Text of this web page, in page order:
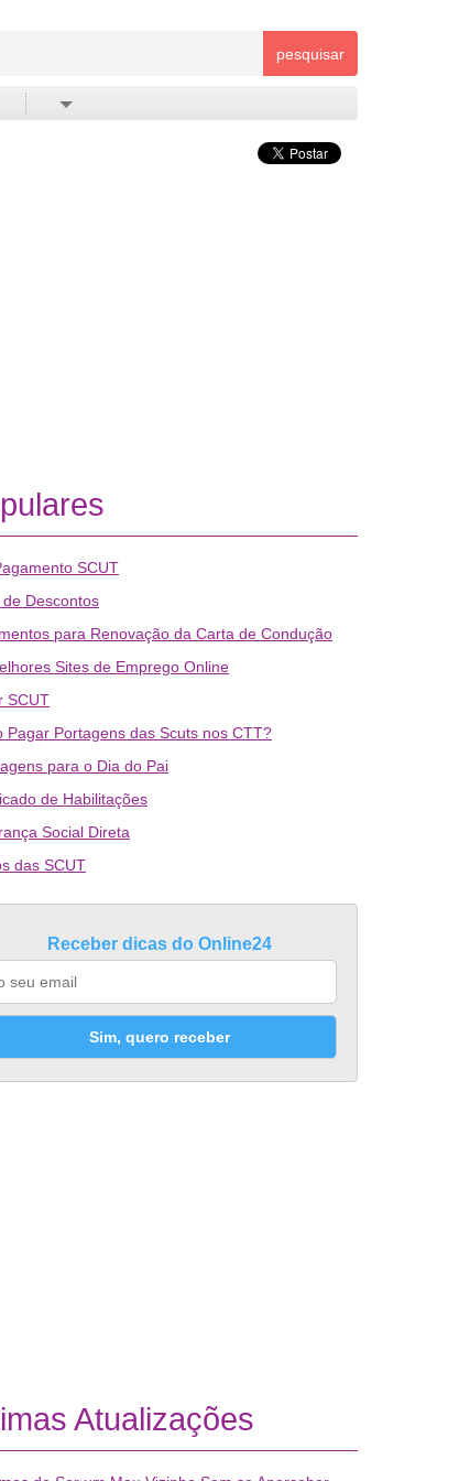
pesquisar
SCUT
de Descontos
para Renovação da Carta de Condução
Sites de Emprego Online
SCUT
Pagar Portagens das Scuts nos CTT?
para o Dia do Pai
de Habilitações
Social Direta
das SCUT
Receber dicas do Online24
Sim, quero receber
Atualizações